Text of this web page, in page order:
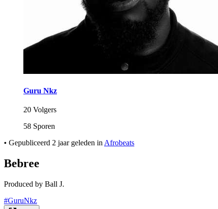
Guru Nkz
20 Volgers
58 Sporen
• Gepubliceerd 2 jaar geleden in Afrobeats
Bebree
Produced by Ball J.
#GuruNkz